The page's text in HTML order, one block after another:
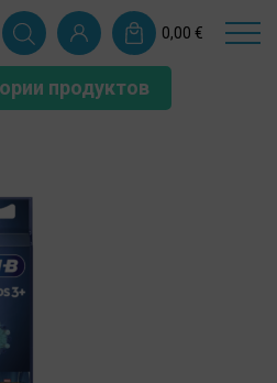
0,00 €
продуктов